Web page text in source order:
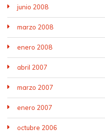
junio 2008
marzo 2008
enero 2008
abril 2007
marzo 2007
enero 2007
octubre 2006